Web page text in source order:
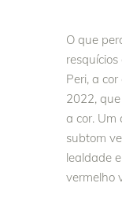
O que
Peri, a
2022,
a cor. Um
subtom
lealdade
vermelho